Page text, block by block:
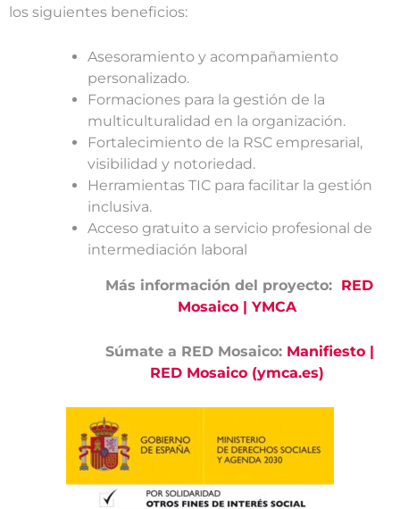
los siguientes beneficios:
Asesoramiento y acompañamiento
personalizado.
Formaciones para la gestión de la
multiculturalidad en la organización.
Fortalecimiento de la RSC empresarial,
visibilidad y notoriedad.
Herramientas TIC para facilitar la gestión
inclusiva.
Acceso gratuito a servicio profesional de
intermediación laboral
Más información del proyecto: RED
Mosaico | YMCA
Súmate a RED Mosaico: Manifiesto |
RED Mosaico (ymca.es)